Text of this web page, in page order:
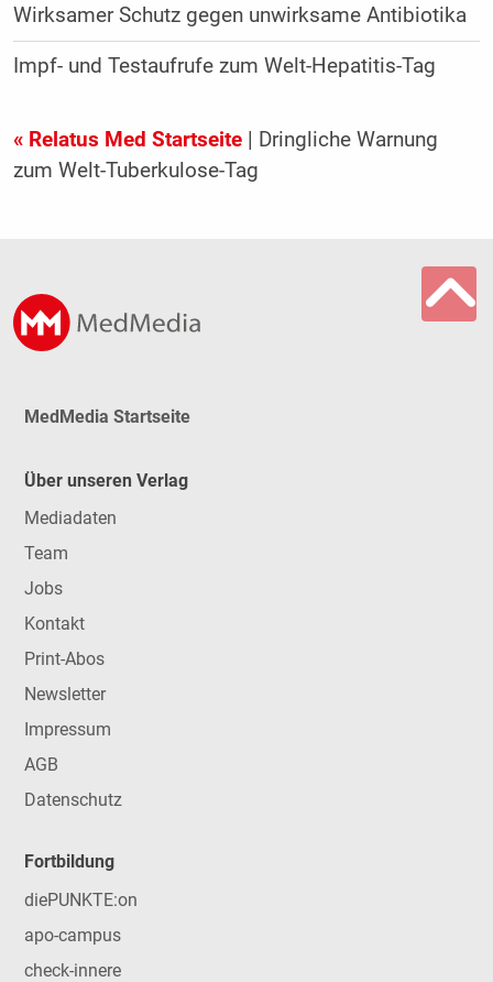
Wirksamer Schutz gegen unwirksame Antibiotika
Impf- und Testaufrufe zum Welt-Hepatitis-Tag
« Relatus Med Startseite| Dringliche Warnung
zum Welt-Tuberkulose-Tag
MedMedia Startseite
Über unseren Verlag
Mediadaten
Team
Jobs
Kontakt
Print-Abos
Newsletter
Impressum
AGB
Datenschutz
Fortbildung
diePUNKTE:on
apo-campus
check-innere